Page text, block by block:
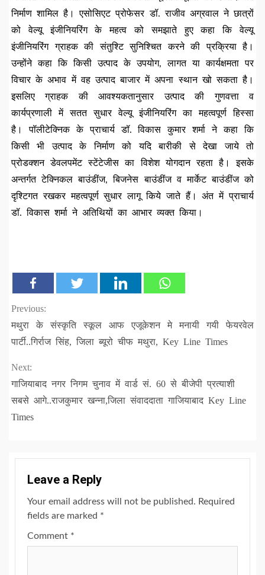
निर्माण शामिल है। एसोसिएट प्रोफेसर डॉ. राजीव अग्रवाल ने छात्रों
को वेल्यू इंजीनियरिंग के महत्व को समझाते हुए कहा कि वेल्यू
इंजीनियरिंग ग्राहक की संतुश्टि सुनिश्चित करने की प्रक्रिया है।
उन्होंने कहा कि किसी उत्पाद के उपयोग, लागत या कार्यक्षमता पर
विचार के अभाव में वह उत्पाद बाजार में अपना स्थान खो सकता है।
इसलिए ग्राहक की आवश्यकतानुसार उत्पाद की गुणवत्ता व
कार्यप्रणाली में सतत सुधार वेल्यू इंजीनियरिंग का महत्वपूर्ण हिस्सा
है। पॉलीटेक्निक के प्राचार्य डॉ. विकास कुमार शर्मा ने कहा कि
किसी भी उत्पाद के निर्माण को यदि बारीकी से देखा जाये तो
प्रोडक्शन डेवलपमेंट स्टेंटेजीस का विशेश योगदान रहता है। इसके
अन्तर्गत टेक्निकल बाउंडींज, बिजनेस बाउंडींज व मार्केट बाउंडींज को
दृश्टिगत रखकर महत्वपूर्ण सुधार लागू किये जाते हैं। अंत में प्राचार्य
डॉ. विकास शर्मा ने अतिथियों का आभार व्यक्त किया।
Continue
Reading
Previous:
मथुरा के संस्कृति स्कूल आफ एजूकेशन मे मनायी गयी फेयरवेल
पार्टी..गिर्राज सिंह, जिला ब्यूरो चीफ मथुरा, Key Line Times
Next:
गाजियाबाद नगर निगम चुनाव में वार्ड सं. 60 से बीजेपी प्रत्याशी
सबसे आगे..राजकुमार खन्ना,जिला संवाददाता गाजियाबाद Key Line
Times
Leave a Reply
Your email address will not be published. Required
fields are marked *
Comment *